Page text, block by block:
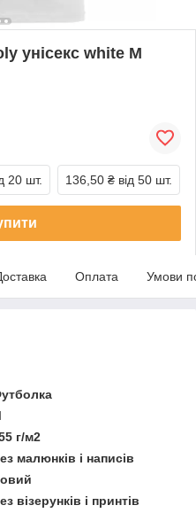
унісекс white M
20 шт. 136,50 ₴ від 50 шт.
Оплата Умови
г/м2
малюнків і написів
візерунків і принтів